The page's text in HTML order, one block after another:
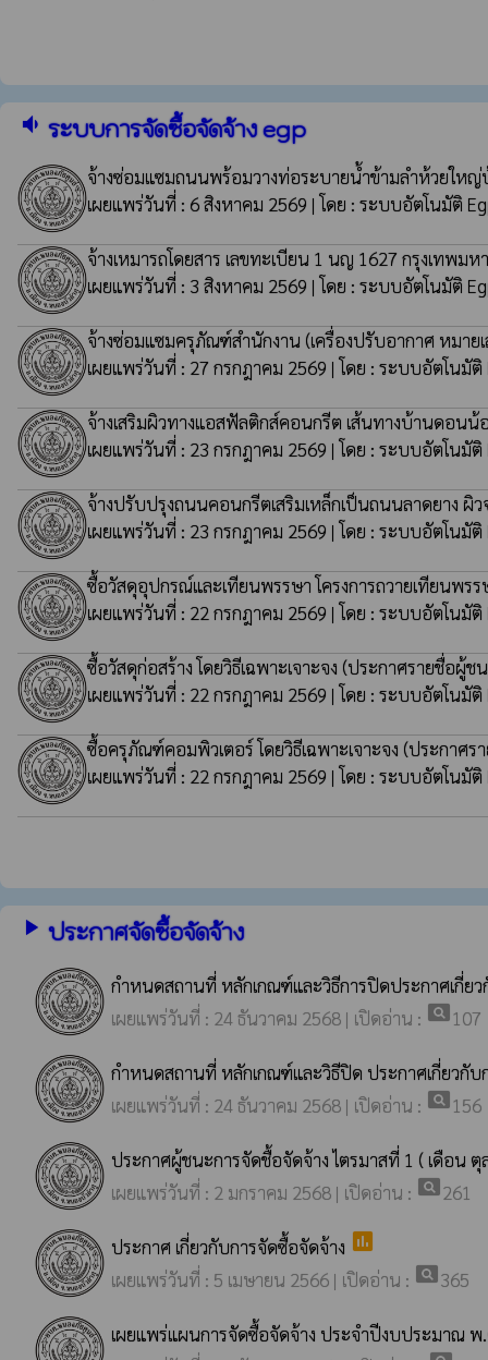
volume_down ระบบการจัดซื้อจัดจ้าง egp
จ้างซ่อมแซมถนนพร้อมวางท่อระบายน้ำข้ามลำห้วยให
เผยแพร่วันที่ : 6 สิงหาคม 2569 | โดย : ระบบอัตโนมัติ
จ้างเหมารถโดยสาร เลขทะเบียน 1 นญ 1627 กรุงเทพมห
เผยแพร่วันที่ : 3 สิงหาคม 2569 | โดย : ระบบอัตโนมัติ
จ้างซ่อมแซมครุภัณฑ์สำนักงาน (เครื่องปรับอากาศ หม
เผยแพร่วันที่ : 27 กรกฎาคม 2569 | โดย : ระบบอัตโนมัติ
จ้างเสริมผิวทางแอสฟัลติกส์คอนกรีต เส้นทางบ้านดอน
เผยแพร่วันที่ : 23 กรกฎาคม 2569 | โดย : ระบบอัตโนมัติ
จ้างปรับปรุงถนนคอนกรีตเสริมเหล็กเป็นถนนลาดยาง
เผยแพร่วันที่ : 23 กรกฎาคม 2569 | โดย : ระบบอัตโนมัติ
ซื้อวัสดุอุปกรณ์และเทียนพรรษา โครงการถวายเทียนพร
เผยแพร่วันที่ : 22 กรกฎาคม 2569 | โดย : ระบบอัตโนมัติ
ซื้อวัสดุก่อสร้าง โดยวิธีเฉพาะเจาะจง (ประกาศรายชื่อผู้ช
เผยแพร่วันที่ : 22 กรกฎาคม 2569 | โดย : ระบบอัตโนมัติ
ซื้อครุภัณฑ์คอมพิวเตอร์ โดยวิธีเฉพาะเจาะจง (ประกาศร
เผยแพร่วันที่ : 22 กรกฎาคม 2569 | โดย : ระบบอัตโนมัติ
play_arrow ประกาศจัดซื้อจัดจ้าง
กำหนดสถานที่ หลักเกณฑ์และวิธีการปิดประกาศเกี่ย
เผยแพร่วันที่ : 24 ธันวาคม 2568 | เปิดอ่าน : pageview107
กำหนดสถานที่ หลักเกณฑ์และวิธีปิด ประกาศเกี่ยวกับ
เผยแพร่วันที่ : 24 ธันวาคม 2568 | เปิดอ่าน : pageview156
ประกาศผู้ชนะการจัดชื้อจัดจ้าง ไตรมาสที่ 1 ( เดือน
เผยแพร่วันที่ : 2 มกราคม 2568 | เปิดอ่าน : pageview261
ประกาศ เกี่ยวกับการจัดซื้อจัดจ้าง poll
เผยแพร่วันที่ : 5 เมษายน 2566 | เปิดอ่าน : pageview365
เผยแพร่แผนการจัดซื้อจัดจ้าง ประจำปีงบประมาณ